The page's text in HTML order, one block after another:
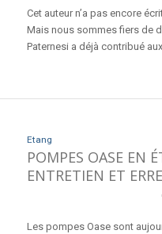
Cet auteur n’a pas encore
Mais nous sommes fiers de
Paternesi a déjà contribué
Etang
POMPES OASE EN
ENTRETIEN ET
Les pompes Oase sont